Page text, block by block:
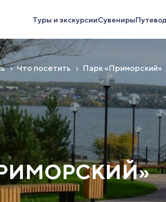
Туры и экскурсииСувениры
Что посетить Парк «Приморский»